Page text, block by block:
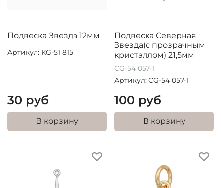
Подвеска Звезда 12мм
Артикул: KG-51 815
30 руб
В корзину
Подвеска Северная
Звезда(с прозрачным
кристаллом) 21,5мм
CG-54 057-1
Артикул: CG-54 057-1
100 руб
В корзину